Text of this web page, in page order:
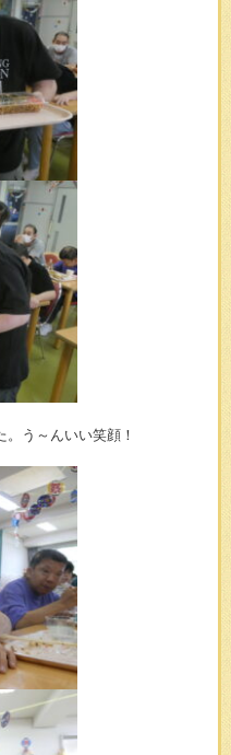
う～んいい笑顔！